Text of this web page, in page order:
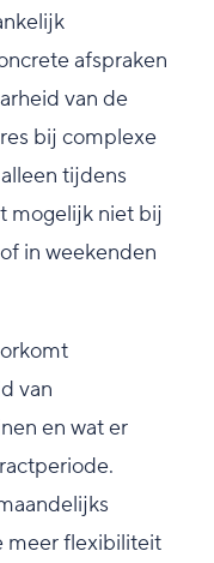
afspraken
van de
bij complexe
tijdens
mogelijk niet bij
in weekenden
van
en wat er
meer flexibiliteit